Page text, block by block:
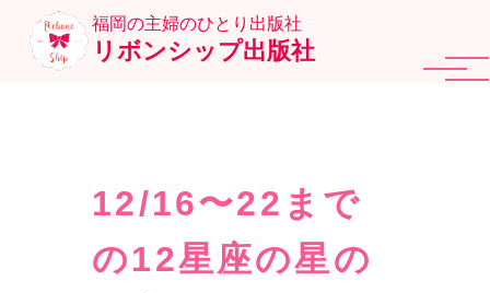
福岡の主婦のひとり出版社
リボンシップ出版社
12/16〜22まで
の12星座の星の